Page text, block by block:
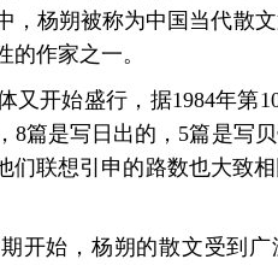
，杨朔被称为中国当代散
作家之一。
又开始盛行，据1984年第
8篇是写日 出的，5篇是写
们联想引申的路数也大致相
开始，杨朔的散文受到